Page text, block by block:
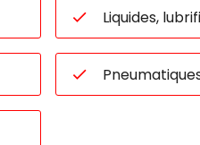
Liquides,